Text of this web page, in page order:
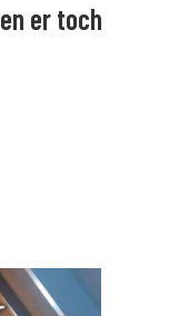
er toch